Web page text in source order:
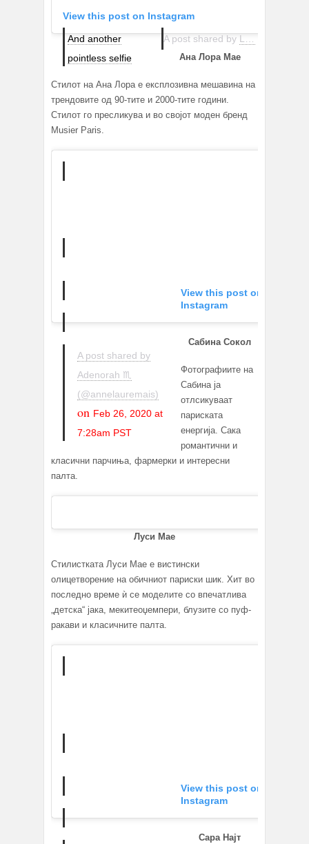
View this post on Instagram
And another
pointless selfie
A post shared by Leia Sfez
Ана Лора Мае
Стилот на Ана Лора е експлозивна мешавина на
трендовите од 90-тите и 2000-тите години.
Стилот го пресликува и во својот моден бренд
Musier Paris.
View this post on
Instagram
A post shared by
Adenorah ♏️
(@annelauremais)
on Feb 26, 2020 at
7:28am PST
Сабина Сокол
Фотографиите на
Сабина ја
отлсикуваат
париската
енергија. Сака
романтични и
класични парчиња, фармерки и интересни
палта.
Луси Мае
Стилистката Луси Мае е вистински
олицетворение на обичниот париски шик. Хит во
последно време ѝ се моделите со впечатлива
„детска“ јака, мекитеоџемпери, блузите со пуф-
ракави и класичните палта.
View this post on
Instagram
Сара Најт